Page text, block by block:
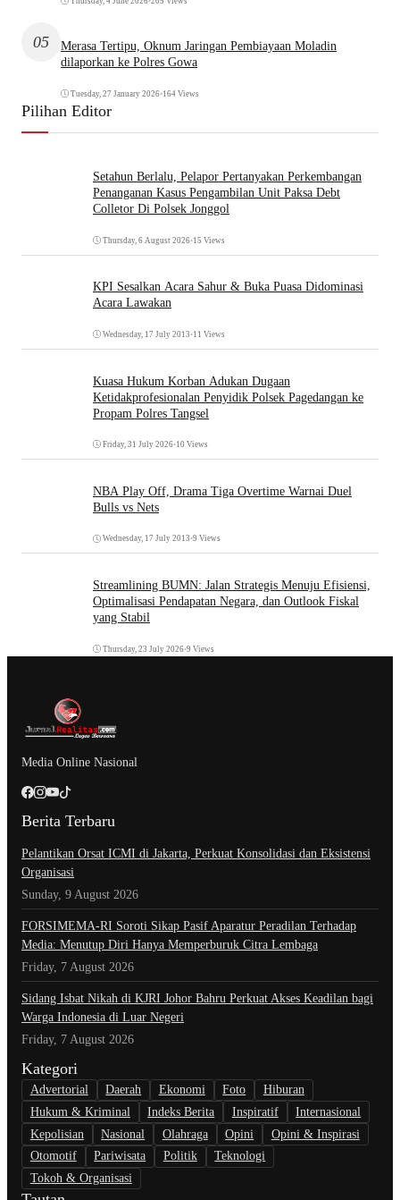
05
Merasa Tertipu, Oknum Jaringan Pembiayaan Moladin
dilaporkan ke Polres Gowa
Tuesday, 27 January 2026•164 Views
Pilihan Editor
Setahun Berlalu, Pelapor Pertanyakan Perkembangan
Penanganan Kasus Pengambilan Unit Paksa Debt
Colletor Di Polsek Jonggol
Thursday, 6 August 2026•15 Views
KPI Sesalkan Acara Sahur & Buka Puasa Didominasi
Acara Lawakan
Wednesday, 17 July 2013 •11 Views
Kuasa Hukum Korban Adukan Dugaan
Ketidakprofesionalan Penyidik Polsek Pagedangan ke
Propam Polres Tangsel
Friday, 31 July 2026•10 Views
NBA Play Off, Drama Tiga Overtime Warnai Duel
Bulls vs Nets
Wednesday, 17 July 2013 •9 Views
Streamlining BUMN: Jalan Strategis Menuju Efisiensi,
Optimalisasi Pendapatan Negara, dan Outlook Fiskal
yang Stabil
Thursday, 23 July 2026•9 Views
Media Online Nasional
Berita Terbaru
Pelantikan Orsat ICMI di Jakarta, Perkuat Konsolidasi dan Eksistensi
Organisasi
Sunday, 9 August 2026
​FORSIMEMA-RI Soroti Sikap Pasif Aparatur Peradilan Terhadap
Media: Menutup Diri Hanya Memperburuk Citra Lembaga
Friday, 7 August 2026
Sidang Isbat Nikah di KJRI Johor Bahru Perkuat Akses Keadilan bagi
Warga Indonesia di Luar Negeri
Friday, 7 August 2026
Kategori
Advertorial Daerah Ekonomi Foto
Hiburan
Hukum & Kriminal
Indeks Berita Inspiratif
Internasional
Kepolisian
Nasional Olahraga Opini
Opini & Inspirasi
Otomotif
Pariwisata Politik
Teknologi
Tokoh & Organisasi